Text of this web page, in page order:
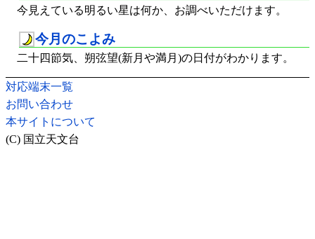
今見えている明るい星は何か、お調べいただけます。
今月のこよみ
二十四節気、朔弦望(新月や満月)の日付がわかります。
対応端末一覧
お問い合わせ
本サイトについて
(C) 国立天文台